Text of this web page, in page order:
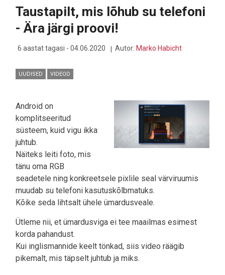
PILDISTAMA
NATURAALSE
VALGUSEGA
Taustapilt, mis lõhub su telefoni
- Ära järgi proovi!
6 aastat tagasi - 04.06.2020 Autor: Marko Habicht
UUDISED VIDEOD
Android on
komplitseeritud
süsteem, kuid vigu ikka
juhtub.
Näiteks leiti foto, mis
tänu oma RGB
seadetele ning konkreetsele pixlile seal värviruumis
muudab su telefoni kasutuskõlbmatuks.
Kõike seda lihtsalt ühele ümardusveale.
Ütleme nii, et ümardusviga ei tee maailmas esimest
korda pahandust.
Kui inglismannide keelt tönkad, siis video räägib
pikemalt, mis täpselt juhtub ja miks.